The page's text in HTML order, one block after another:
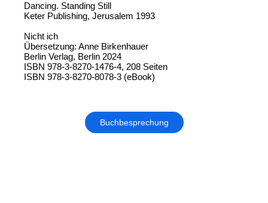
Dancing. Standing Still
Keter Publishing, Jerusalem 1993
Nicht ich
Übersetzung: Anne Birkenhauer
Berlin Verlag, Berlin 2024
ISBN 978-3-8270-1476-4, 208 Seiten
ISBN 978-3-8270-8078-3 (eBook)
Buchbesprechung